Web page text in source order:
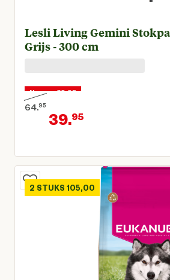
Lesli Living Gemini
Grijs - 300 cm
Nu voor 39,95
64. 95
Oorspronkelijke prijs € 64,95
39.95
Huidige
2 STUKS 105,00